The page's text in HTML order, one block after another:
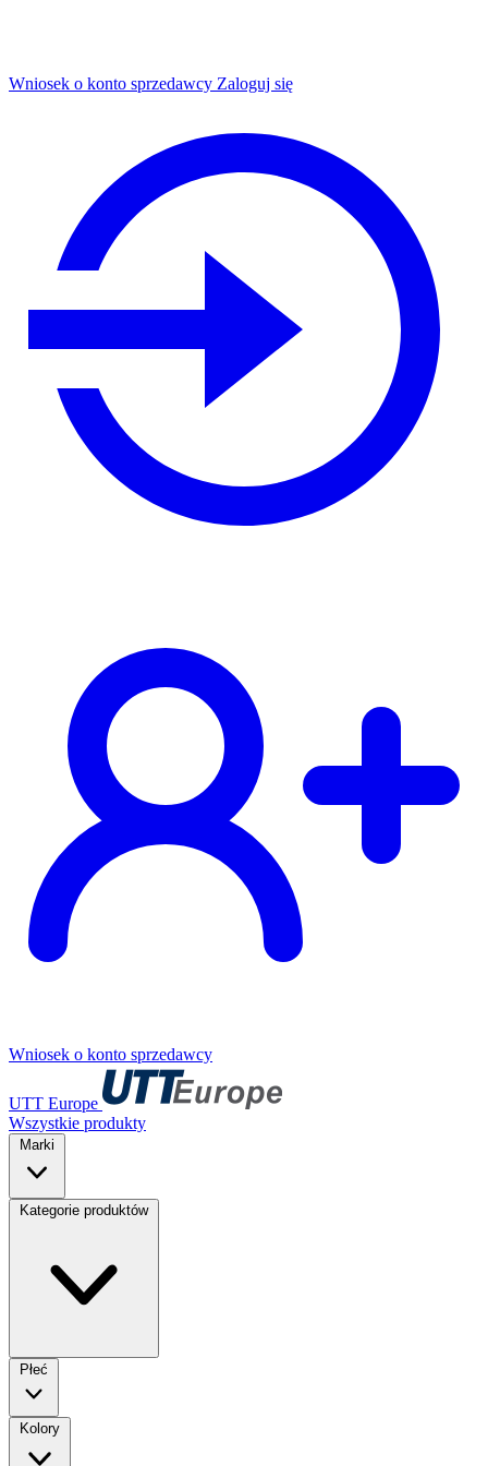
Wniosek o konto sprzedawcy Zaloguj się
Wniosek o konto sprzedawcy
UTT Europe
Wszystkie produkty
Marki
Kategorie produktów
Płeć
Kolory